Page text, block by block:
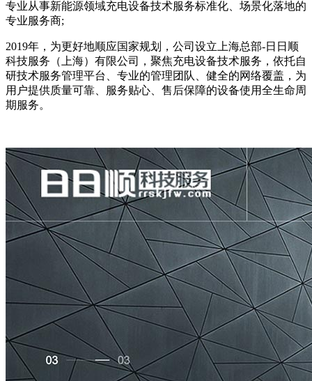
专业从事新能源领域充电设备技术服务标准化、场景化落地的
专业服务商;
2019年，为更好地顺应国家规划，公司设立上海总部-日日顺
科技服务（上海）有限公司，聚焦充电设备技术服务，依托自
研技术服务管理平台、专业的管理团队、健全的网络覆盖，为
用户提供质量可靠、服务贴心、售后保障的设备使用全生命周
期服务。